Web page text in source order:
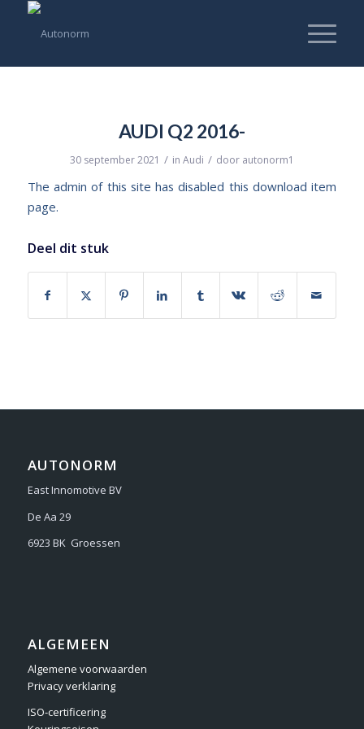
AUDI Q2 2016-
30 september 2021 / in Audi / door autonorm1
The admin of this site has disabled this download item
page.
Deel dit stuk
AUTONORM
East Innomotive BV
De Aa 29
6923 BK Groessen
ALGEMEEN
Algemene voorwaarden
Privacy verklaring
ISO-certificering